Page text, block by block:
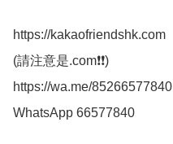
https://kakaofriendshk.com
(請注意是.com❗❗)
https://wa.me/85266577840
WhatsApp 66577840